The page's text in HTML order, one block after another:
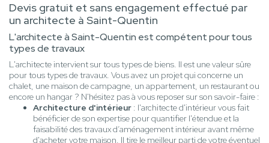
Devis gratuit et sans engagement effectué par
un architecte à Saint-Quentin
L'architecte à Saint-Quentin est compétent pour tous
types de travaux
L'architecte intervient sur tous types de biens. Il est une valeur sûre
pour tous types de travaux. Vous avez un projet qui concerne un
chalet, une maison de campagne, un appartement, un restaurant ou
encore un hangar ? N'hésitez pas à vous reposer sur son savoir-faire :
Architecture d'intérieur : l'architecte d'intérieur vous fait
bénéficier de son expertise pour quantifier l'étendue et la
faisabilité des travaux d’aménagement intérieur avant même
d'acheter votre maison. Il tire le meilleur parti de votre éventuel